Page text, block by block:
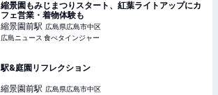
縮景園もみじまつりスタート、紅葉ライトアップにカ
フェ営業・着物体験も
縮景園前駅 広島県広島市中区
広島ニュース 食べタインジャー
駅&庭園リフレクション
縮景園前駅 広島県広島市中区